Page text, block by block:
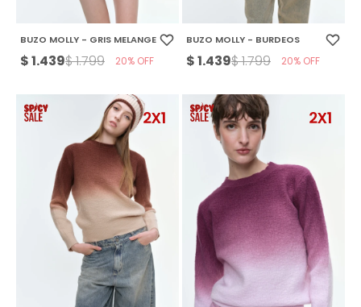
BUZO MOLLY - GRIS MELANGE
$1.439$1.799 20
BUZO MOLLY - BURDEOS
$1.439$1.799 20